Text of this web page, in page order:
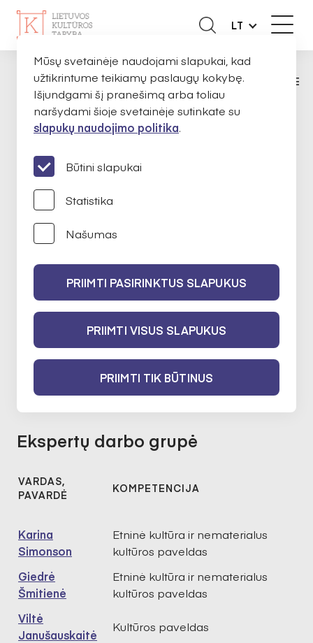
LT
PAGRINDINISKŪRĖJAMS SKIRTOS STIPENDIJOS
ETNINĖ KULTŪRA
III finansavimo konkursas
Stipendija skirta skatinti tarptautinį
bendradarbiavimą, partnerystes, tobulinti
meistriškumą ir (ar) dalyvauti rezidencijose ir
(ar) kituose renginiuose ar veiklose užsienyje.
Ekspertų darbo grupė
VARDAS,
PAVARDĖ
KOMPETENCIJA
Karina
Simonson
Etninė kultūra ir nematerialus
kultūros paveldas
Giedrė
Šmitienė
Etninė kultūra ir nematerialus
kultūros paveldas
Viltė
Janušauskaitė
Kultūros paveldas
Mūsų svetainėje naudojami slapukai, kad
užtikrintume teikiamų paslaugų kokybę.
Išjundgami šį pranešimą arba toliau
naršydami šioje svetainėje sutinkate su
slapukų naudojimo politika.
Būtini slapukai
Statistika
Našumas
PRIIMTI PASIRINKTUS SLAPUKUS
PRIIMTI VISUS SLAPUKUS
PRIIMTI TIK BŪTINUS